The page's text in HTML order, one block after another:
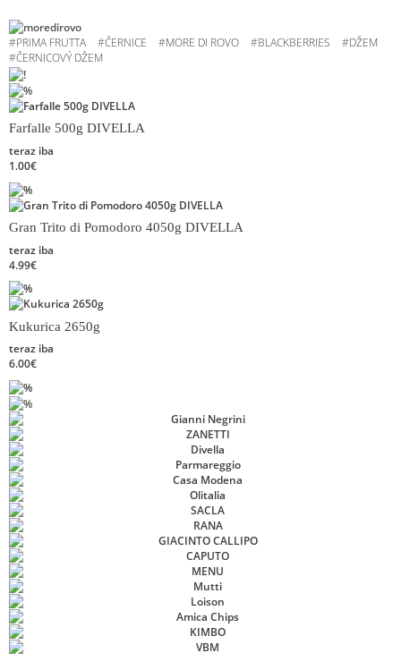
#PRIMA FRUTTA #ČERNICE #MORE DI ROVO #BLACKBERRIES #DŽEM
#ČERNICOVÝ DŽEM
Farfalle 500g DIVELLA
teraz iba
1.00€
Gran Trito di Pomodoro 4050g DIVELLA
teraz iba
4.99€
Kukurica 2650g
teraz iba
6.00€